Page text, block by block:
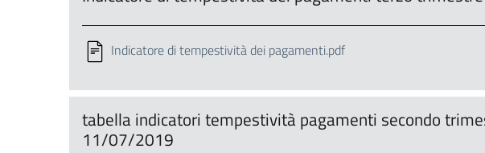
Indicatore di tempestività dei pagamenti.pdf
tabella indicatori tempestività pagamenti secondo
11/07/2019